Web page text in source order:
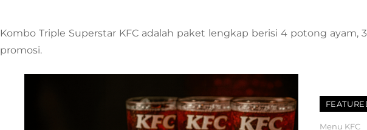
Kombo Triple Superstar KFC adalah paket lengkap berisi 4 potong ayam,
promosi.
Categories
Menu KFC